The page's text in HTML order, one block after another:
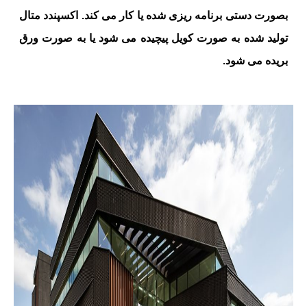
بصورت دستی برنامه ریزی شده یا کار می کند. اکسپندد متال
تولید شده به صورت کویل پیچیده می شود یا به صورت ورق
بریده می شود.